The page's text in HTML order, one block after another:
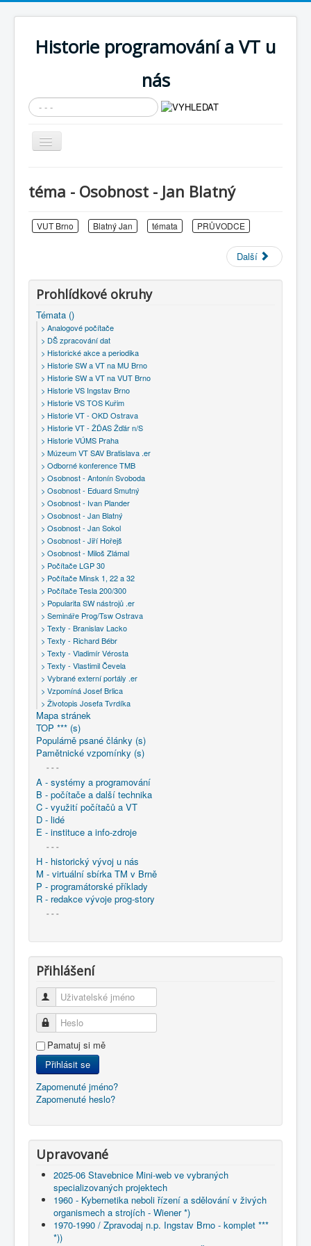
Historie programování a VT u
nás
Vyhledávání...
Přepnout
navigaci
Cíle expozice
PRŮVODCE EXPOZICÍ
Historické počítače
COBOL
O nás
Úvod Témata ()
téma - Osobnost - Jan Blatný
VUT Brno Blatný Jan témata PRŮVODCE
Další
Prohlídkové okruhy
Témata ()
> Analogové počítače
> DŠ zpracování dat
> Historické akce a periodika
> Historie SW a VT na MU Brno
> Historie SW a VT na VUT Brno
> Historie VS Ingstav Brno
> Historie VS TOS Kuřim
> Historie VT - OKD Ostrava
> Historie VT - ŽĎAS Žďár n/S
> Historie VÚMS Praha
> Múzeum VT SAV Bratislava .er
> Odborné konference TMB
> Osobnost - Antonín Svoboda
> Osobnost - Eduard Smutný
> Osobnost - Ivan Plander
> Osobnost - Jan Blatný
> Osobnost - Jan Sokol
> Osobnost - Jiří Hořejš
> Osobnost - Miloš Zlámal
> Počítače LGP 30
> Počítače Minsk 1, 22 a 32
> Počítače Tesla 200/300
> Popularita SW nástrojů .er
> Semináře Prog/Tsw Ostrava
> Texty - Branislav Lacko
> Texty - Richard Bébr
> Texty - Vladimír Vérosta
> Texty - Vlastimil Čevela
> Vybrané externí portály .er
> Vzpomíná Josef Brlica
> Životopis Josefa Tvrdíka
Mapa stránek
TOP *** (s)
Populárně psané články (s)
Pamětnické vzpomínky (s)
- - -
A - systémy a programování
B - počítače a další technika
C - využití počítačů a VT
D - lidé
E - instituce a info-zdroje
- - -
H - historický vývoj u nás
M - virtuální sbírka TM v Brně
P - programátorské příklady
R - redakce vývoje prog-story
- - -
Přihlášení
Uživatelské jméno
Heslo
Pamatuj si mě
Přihlásit se
Zapomenuté jméno?
Zapomenuté heslo?
Upravované
2025-06 Stavebnice Mini-web ve vybraných
specializovaných projektech
1960 - Kybernetika neboli řízení a sdělování v živých
organismech a strojích - Wiener *)
1970-1990 / Zpravodaj n.p. Ingstav Brno - komplet ***
*))